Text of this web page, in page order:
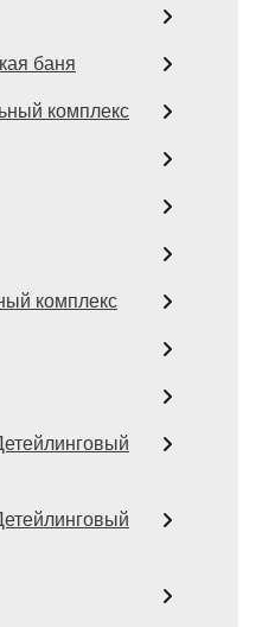
баня
комплекс
комплекс